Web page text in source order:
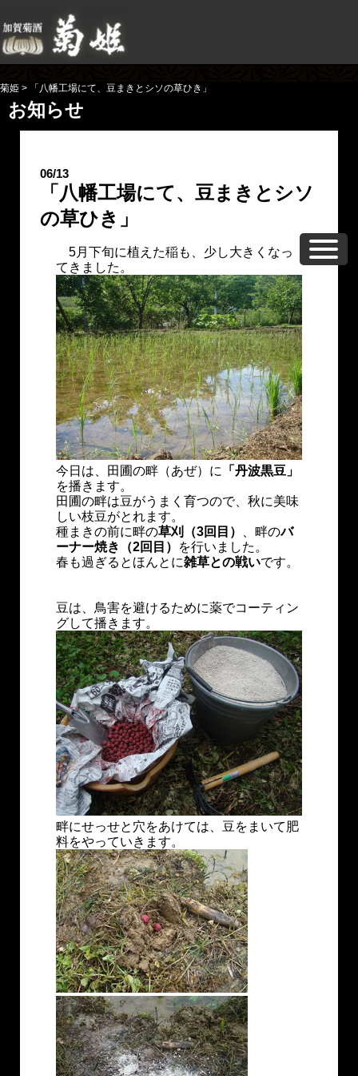
菊姫 > 「八幡工場にて、豆まきとシソの草ひき」
お知らせ
06/13
「八幡工場にて、豆まきとシソ
の草ひき」
5月下旬に植えた稲も、少し大きくなっ
てきました。
今日は、田圃の畔（あぜ）に
「丹波黒豆」
を播きます。
田圃の畔は豆がうまく育つので、秋に美味
しい枝豆がとれます。
種まきの前に畔の草刈（3回目） 、畔のバ
ーナー焼き（2回目）
を行いました。
春も過ぎるとほんとに雑草との戦いです。
豆は、鳥害を避けるために薬でコーティン
グして播きます。
畔にせっせと穴をあけては、豆をまいて肥
料をやっていきます。